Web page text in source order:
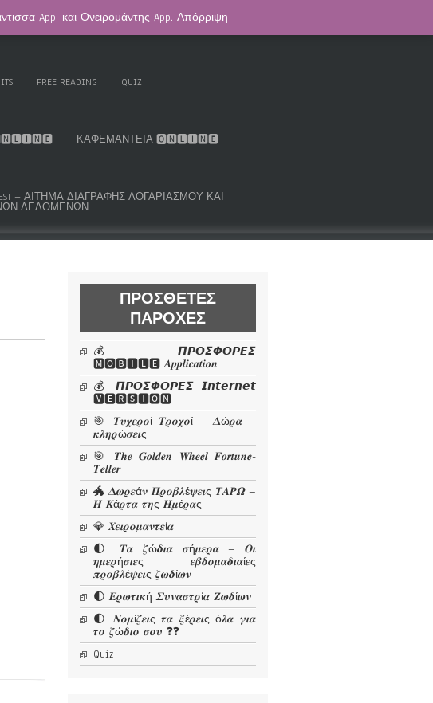
K.S. KOUK ORACLE DECK ΑΣΤΡΟΛΟΓΊΑ
FREE READING QUIZ
🅾🅽🅻🅸🅽🅴 ΚΑΦΕΜΑΝΤΕΊΑ 🅾🅽🅻🅸🅽🅴
– ΑΊΤΗΜΑ ΔΙΑΓΡΑΦΉΣ ΛΟΓΑΡΙΑΣΜΟΎ ΚΑΙ
ΔΕΔΟΜΈΝΩΝ
ΠΡΌΣΘΕΤΕΣ
ΠΑΡΟΧΈΣ
💰 𝞟𝞠𝞞𝞢𝞥𝞞𝞠𝞔𝞢
🅼🅾🅱🅸🅻🅴 𝜜𝒑𝒑𝒍𝒊𝒄𝒂𝒕𝒊𝒐𝒏
💰 𝞟𝞠𝞞𝞢𝞥𝞞𝞠𝞔𝞢 𝙄𝙣𝙩𝙚𝙧𝙣𝙚𝙩
🆅🅴🆁🆂🅸🅾🅽
🎯 𝜯𝝊𝝌𝜺𝝆𝝄ί 𝜯𝝆𝝄𝝌𝝄ί – 𝜟ώ𝝆𝜶 –
𝜿𝝀𝜼𝝆ώ𝝈𝜺𝜾ς .
🎯 𝑻𝒉𝒆 𝑮𝒐𝒍𝒅𝒆𝒏 𝑾𝒉𝒆𝒆𝒍 𝑭𝒐𝒓𝒕𝒖𝒏𝒆-
𝑻𝒆𝒍𝒍𝒆𝒓
🐲 𝜟𝝎𝝆𝜺ά𝝂 𝜫𝝆𝝄𝜷𝝀έ𝝍𝜺𝜾ς 𝜯𝜜𝜬𝜴 –
𝜢 𝜥ά𝝆𝝉𝜶 𝝉𝜼ς 𝜢𝝁έ𝝆𝜶ς
💎 𝜲𝜺𝜾𝝆𝝄𝝁𝜶𝝂𝝉𝜺ί𝜶
🌓 𝜯𝜶 𝜻ώ𝜹𝜾𝜶 𝝈ή𝝁𝜺𝝆𝜶 – 𝜪𝜾
𝜼𝝁𝜺𝝆ή𝝈𝜾𝜺ς , 𝜺𝜷𝜹𝝄𝝁𝜶𝜹𝜾𝜶ί𝜺ς
𝝅𝝆𝝄𝜷𝝀έ𝝍𝜺𝜾ς 𝜻𝝎𝜹ί𝝎𝝂
🌓 𝜠𝝆𝝎𝝉𝜾𝜿ή 𝜮𝝊𝝂𝜶𝝈𝝉𝝆ί𝜶 𝜡𝝎𝜹ί𝝎𝝂
🌓 𝜨𝝄𝝁ί𝜻𝜺𝜾ς 𝝉𝜶 𝝃έ𝝆𝜺𝜾ς ό𝝀𝜶 𝜸𝜾𝜶
𝝉𝝄 𝜻ώ𝜹𝜾𝝄 𝝈𝝄𝝊 ❓❓
Quiz
App. και Ονειρομάντης App. Απόρριψη